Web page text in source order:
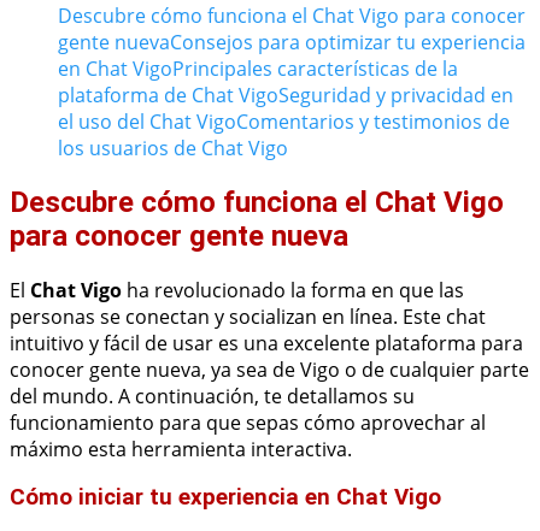
Descubre cómo funciona el Chat Vigo para conocer
gente nuevaConsejos para optimizar tu experiencia
en Chat VigoPrincipales características de la
plataforma de Chat VigoSeguridad y privacidad en
el uso del Chat VigoComentarios y testimonios de
los usuarios de Chat Vigo
Descubre cómo funciona el Chat Vigo
para conocer gente nueva
El Chat Vigo ha revolucionado la forma en que las
personas se conectan y socializan en línea. Este chat
intuitivo y fácil de usar es una excelente plataforma para
conocer gente nueva, ya sea de Vigo o de cualquier parte
del mundo. A continuación, te detallamos su
funcionamiento para que sepas cómo aprovechar al
máximo esta herramienta interactiva.
Cómo iniciar tu experiencia en Chat Vigo